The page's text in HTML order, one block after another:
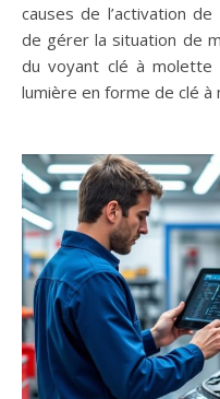
causes de l’activation
de gérer la situation de
du voyant clé à molette
lumière en forme de clé